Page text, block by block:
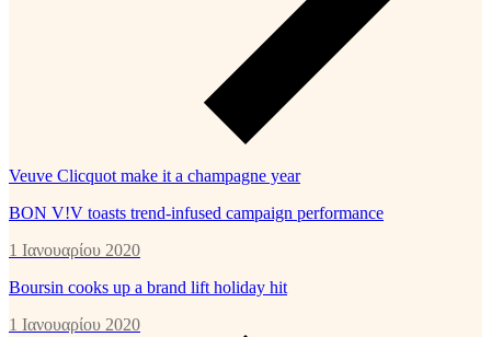
Veuve Clicquot make it a champagne year
BON V!V toasts trend-infused campaign performance
1 Ιανουαρίου 2020
Boursin cooks up a brand lift holiday hit
1 Ιανουαρίου 2020